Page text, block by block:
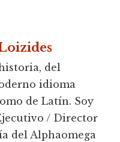
del
idioma
de Latín. Soy
/ Director
del Alphaomega